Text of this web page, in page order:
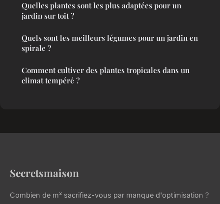
Quelles plantes sont les plus adaptées pour un
jardin sur toit ?
Quels sont les meilleurs légumes pour un jardin en
spirale ?
Comment cultiver des plantes tropicales dans un
climat tempéré ?
Secretsmaison
Combien de m² sacrifiez-vous par manque d'optimisation ?